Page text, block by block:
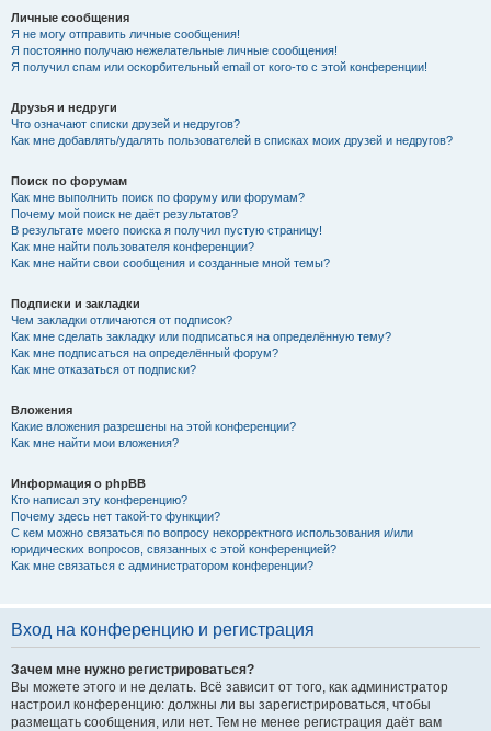
Личные сообщения
Я не могу отправить личные сообщения!
Я постоянно получаю нежелательные личные сообщения!
Я получил спам или оскорбительный email от кого-то с этой конференции!
Друзья и недруги
Что означают списки друзей и недругов?
Как мне добавлять/удалять пользователей в списках моих друзей и недругов?
Поиск по форумам
Как мне выполнить поиск по форуму или форумам?
Почему мой поиск не даёт результатов?
В результате моего поиска я получил пустую страницу!
Как мне найти пользователя конференции?
Как мне найти свои сообщения и созданные мной темы?
Подписки и закладки
Чем закладки отличаются от подписок?
Как мне сделать закладку или подписаться на определённую тему?
Как мне подписаться на определённый форум?
Как мне отказаться от подписки?
Вложения
Какие вложения разрешены на этой конференции?
Как мне найти мои вложения?
Информация о phpBB
Кто написал эту конференцию?
Почему здесь нет такой-то функции?
С кем можно связаться по вопросу некорректного использования и/или
юридических вопросов, связанных с этой конференцией?
Как мне связаться с администратором конференции?
Вход на конференцию и регистрация
Зачем мне нужно регистрироваться?
Вы можете этого и не делать. Всё зависит от того, как администратор
настроил конференцию: должны ли вы зарегистрироваться, чтобы
размещать сообщения, или нет. Тем не менее регистрация даёт вам